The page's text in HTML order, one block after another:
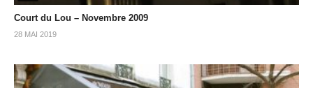
Court du Lou – Novembre 2009
28 MAI 2019